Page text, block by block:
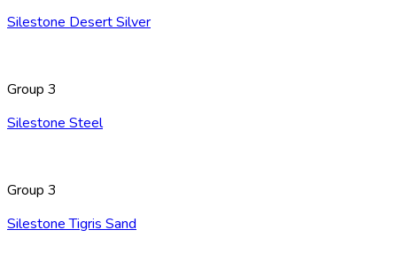
Silestone Desert Silver
Group 3
Silestone Steel
Group 3
Silestone Tigris Sand